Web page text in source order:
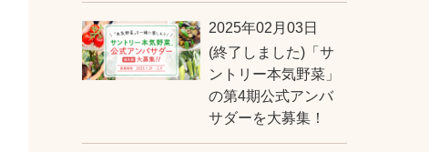
2025年02月03日
(終了しました)「サ
ントリー本気野菜」
の第4期公式アンバ
サダーを大募集！